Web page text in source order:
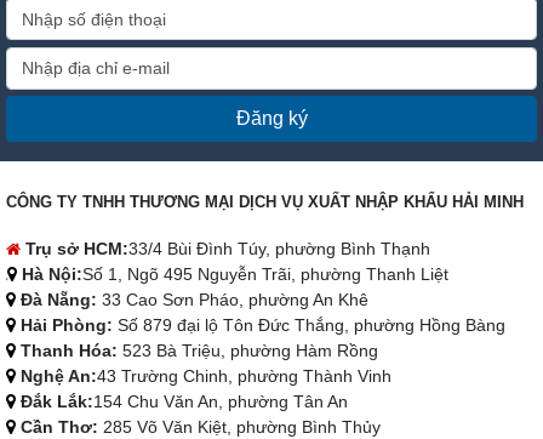
Đăng ký
CÔNG TY TNHH THƯƠNG MẠI DỊCH VỤ XUẤT NHẬP KHẨU HẢI MINH
Trụ sở HCM:33/4 Bùi Đình Túy, phường Bình Thạnh
Hà Nội:Số 1, Ngõ 495 Nguyễn Trãi, phường Thanh Liệt
Đà Nẵng: 33 Cao Sơn Pháo, phường An Khê
Hải Phòng: Số 879 đại lộ Tôn Đức Thắng, phường Hồng Bàng
Thanh Hóa: 523 Bà Triệu, phường Hàm Rồng
Nghệ An:43 Trường Chinh, phường Thành Vinh
Đắk Lắk:154 Chu Văn An, phường Tân An
Cần Thơ: 285 Võ Văn Kiệt, phường Bình Thủy